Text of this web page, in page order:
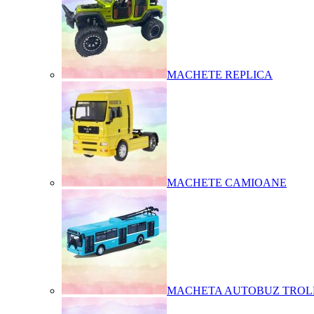
MACHETE REPLICA
MACHETE CAMIOANE
MACHETA AUTOBUZ